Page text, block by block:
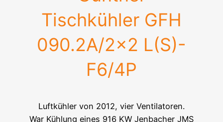
Tischkühler GFH
090.2A/2×2 L(S)-
F6/4P
Luftkühler von 2012, vier Ventilatoren.
War Kühlung eines 916 KW Jenbacher JMS